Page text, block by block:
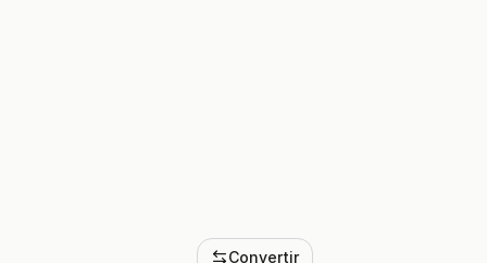
Convertir